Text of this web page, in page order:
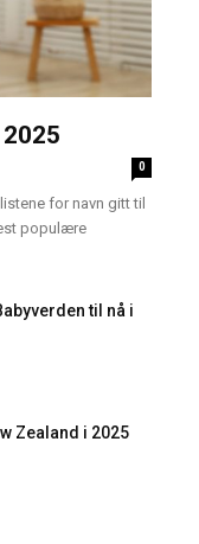
0
for navn gitt til
populære
til nå i
Zealand i 2025